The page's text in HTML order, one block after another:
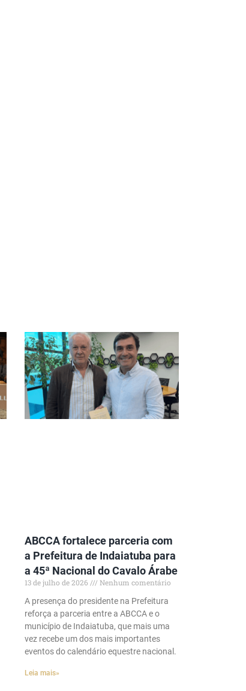
ABCCA fortalece parceria com
a Prefeitura de Indaiatuba para
a 45ª Nacional do Cavalo Árabe
13 de julho de 2026
Nenhum comentário
A presença do presidente na Prefeitura
reforça a parceria entre a ABCCA e o
município de Indaiatuba, que mais uma
vez recebe um dos mais importantes
eventos do calendário equestre nacional.
Leia mais»